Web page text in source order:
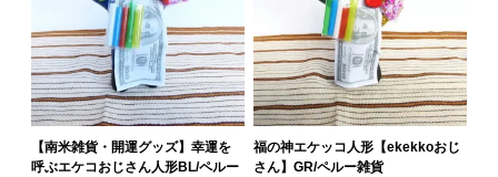
【南米雑貨・開運グッズ】幸運を
呼ぶエケコおじさん人形BL/ペルー
福の神エケッコ人形【ekekkoおじ
さん】GR/ペルー雑貨